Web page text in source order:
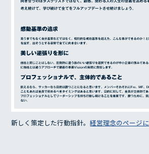
新しく策定した行動指針。経営理念のページに